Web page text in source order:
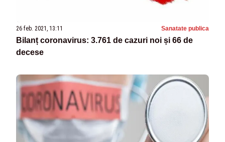
26 feb. 2021, 13:11 Sanatate publica
Bilanț coronavirus: 3.761 de cazuri noi și 66 de
decese